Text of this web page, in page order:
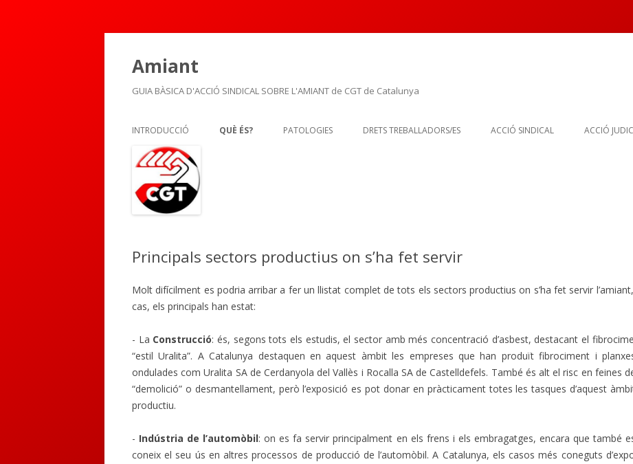
Amiant
GUIA BÀSICA D'ACCIÓ SINDICAL SOBRE L'AMIANT de CGT de Catalunya
INTRODUCCIÓ QUÈ ÉS? PATOLOGIES DRETS TREBALLADORS/ES ACCIÓ SINDICAL ACCIÓ
Principals sectors productius on s’ha fet servir
Molt difícilment es podria arribar a fer un llistat complet de tots els sectors productius on s’ha fet servir
cas, els principals han estat:
- La Construcció: és, segons tots els estudis, el sector amb més concentració d’asbest, destacant el
“estil Uralita”. A Catalunya destaquen en aquest àmbit les empreses que han produïtfibrociment i
ondulades com Uralita SA de Cerdanyola del Vallès i Rocalla SA de Castelldefels. També és alt el risc en feines
“demolició” o desmantellament, però l’exposició es pot donar en pràcticament totes les tasques d’aquest
productiu.
- Indústria de l’automòbil: on es fa servir principalment en els frens i els embragatges, encara que també
coneix el seu ús en altres processos de producció de l’automòbil. A Catalunya, els casos més coneguts